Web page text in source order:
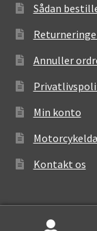
Sådan
Annuller
Min konto
Kontakt os